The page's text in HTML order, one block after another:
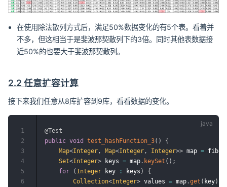
在使用除法散列方式后，满足50%数据变化的有5个表。看着并
不多，但这相当于是斐波那契散列下的3倍。同时其他表数据接
近50%的也要大于斐波那契散列。
2.2 任意扩容计算
接下来我们任意从8库扩容到9库，看看数据的变化。
@Test
public void test_hashFunction_3( )
{
Map<Integer , Map<Integer , Integer>> map =
Set<Integer> keys = map . keySet ( ) ;
for
( Integer key : keys )
{
Collection<Integer> values = map .get ( key)
1
2
3
4
5
6